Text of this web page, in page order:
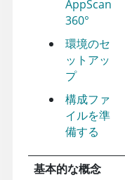
AppScan
360°
環境のセ
ットアッ
プ
構成ファ
イルを準
備する
基本的な概念